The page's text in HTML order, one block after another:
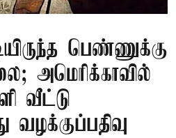
பெண்ணுக்கு
அமெரிக்காவில்
வீட்டு
வழக்குப்பதிவு